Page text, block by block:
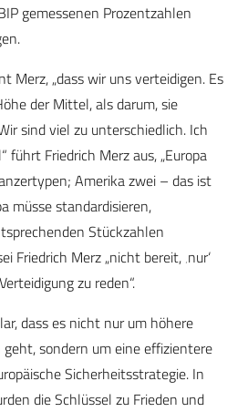
gemessenen Prozentzahlen
Merz, „dass wir uns verteidigen. Es
der Mittel, als darum, sie
sind viel zu unterschiedlich. Ich
führt Friedrich Merz aus, „Europa
Amerika zwei – das ist
müsse standardisieren,
Stückzahlen
Friedrich Merz „nicht bereit, ‚nur‘
zu reden“.
dass es nicht nur um höhere
geht, sondern um eine effizientere
Sicherheitsstrategie. In
die Schlüssel zu Frieden und